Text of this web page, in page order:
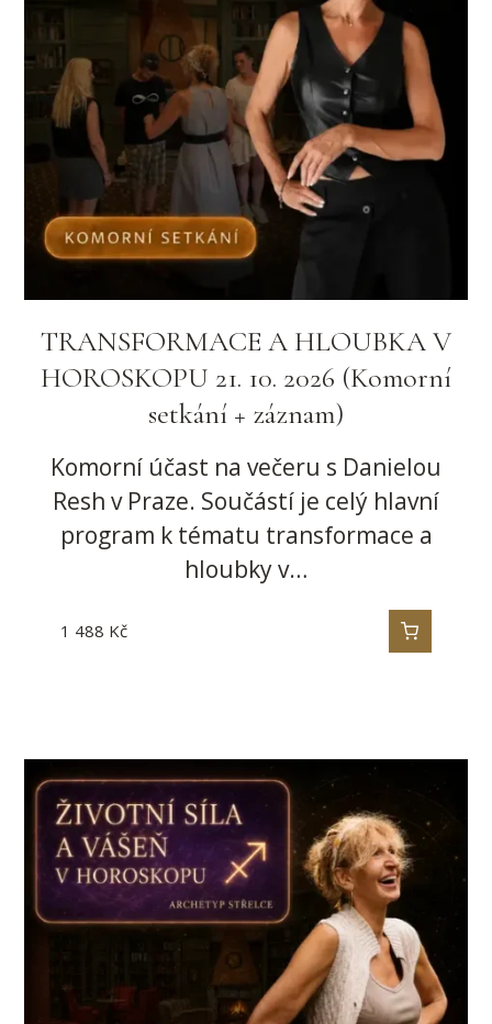
TRANSFORMACE A HLOUBKA V
HOROSKOPU 21. 10. 2026 (Komorní
setkání + záznam)
Komorní účast na večeru s Danielou
Resh v Praze. Součástí je celý hlavní
program k tématu transformace a
hloubky v…
1 488 Kč